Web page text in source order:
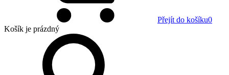
Přejít do košíku0
Košík je prázdný